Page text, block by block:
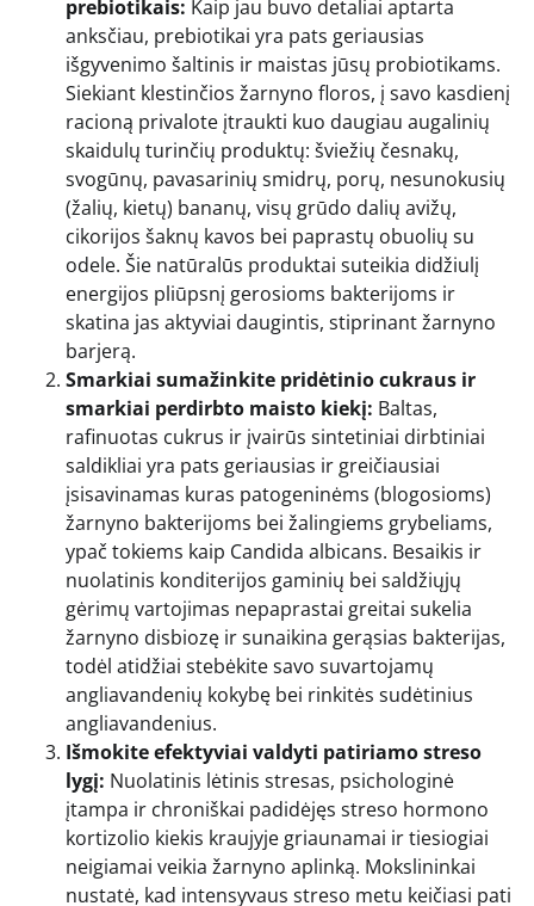
prebiotikais: Kaip jau buvo detaliai aptarta
anksčiau, prebiotikai yra pats geriausias
išgyvenimo šaltinis ir maistas jūsų probiotikams.
Siekiant klestinčios žarnyno floros, į savo kasdienį
racioną privalote įtraukti kuo daugiau augalinių
skaidulų turinčių produktų: šviežių česnakų,
svogūnų, pavasarinių smidrų, porų, nesunokusių
(žalių, kietų) bananų, visų grūdo dalių avižų,
cikorijos šaknų kavos bei paprastų obuolių su
odele. Šie natūralūs produktai suteikia didžiulį
energijos pliūpsnį gerosioms bakterijoms ir
skatina jas aktyviai daugintis, stiprinant žarnyno
barjerą.
Smarkiai sumažinkite pridėtinio cukraus ir
smarkiai perdirbto maisto kiekį: Baltas,
rafinuotas cukrus ir įvairūs sintetiniai dirbtiniai
saldikliai yra pats geriausias ir greičiausiai
įsisavinamas kuras patogeninėms (blogosioms)
žarnyno bakterijoms bei žalingiems grybeliams,
ypač tokiems kaip Candida albicans. Besaikis ir
nuolatinis konditerijos gaminių bei saldžiųjų
gėrimų vartojimas nepaprastai greitai sukelia
žarnyno disbiozę ir sunaikina gerąsias bakterijas,
todėl atidžiai stebėkite savo suvartojamų
angliavandenių kokybę bei rinkitės sudėtinius
angliavandenius.
Išmokite efektyviai valdyti patiriamo streso
lygį: Nuolatinis lėtinis stresas, psichologinė
įtampa ir chroniškai padidėjęs streso hormono
kortizolio kiekis kraujyje griaunamai ir tiesiogiai
neigiamai veikia žarnyno aplinką. Mokslininkai
nustatė, kad intensyvaus streso metu keičiasi pati